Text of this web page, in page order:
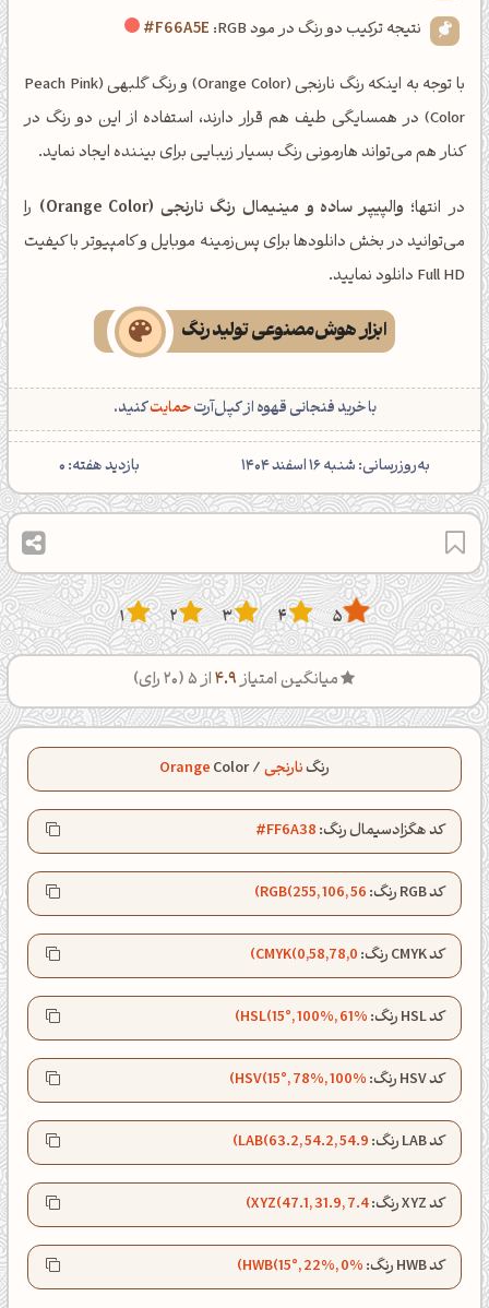
نتیجه ترکیب دو رنگ در مود RGB:
#F66A5E
با توجه به اینکه رنگ نارنجی (Orange Color) و رنگ گلبهی (Peach Pink
Color) در همسایگی طیف هم قرار دارند، استفاده از این دو رنگ در
کنار هم می‌تواند هارمونی رنگ بسیار زیبایی برای بیننده ایجاد نماید.
در انتها؛ والپیپر ساده و مینیمال رنگ نارنجی (Orange Color)
را
می‌توانید در بخش دانلودها برای پس‌زمینه موبایل و کامپیوتر با کیفیت
Full HD دانلود نمایید.
ابزار هوش‌مصنوعی تولید رنگ
با خرید فنجانی قهوه از کپل‌آرتحمایتکنید.
‌به‌روزرسانی: شنبه 16 اسفند 1404 بازدید هفته:0
5
4
3
2
1
میانگین امتیاز4.9از 5 ( 20رای)
رنگنارنجی/
Color
Orange
کد هگزادسیمال رنگ:#FF6A38
کد RGB رنگ: RGB(255, 106, 56)
کد CMYK رنگ: CMYK(0,58,78,0)
کد HSL رنگ: HSL(15°, 100%, 61%)
کد HSV رنگ: HSV(15°, 78%, 100%)
کد LAB رنگ: LAB(63.2, 54.2, 54.9)
کد XYZ رنگ: XYZ(47.1, 31.9, 7.4)
کد HWB رنگ: HWB(15°, 22%, 0%)
صبحت بخیر❤️
کپل‌آرت رو دنبال کن!
کانال تلگرام اینستاگرام